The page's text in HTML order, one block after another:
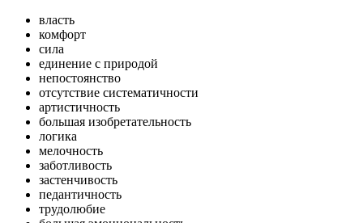
власть
комфорт
сила
единение с природой
непостоянство
отсутствие систематичности
артистичность
большая изобретательность
логика
мелочность
заботливость
застенчивость
педантичность
трудолюбие